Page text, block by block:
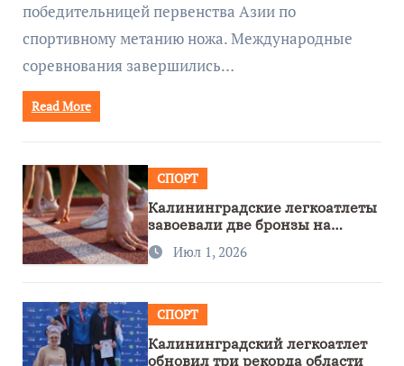
победительницей первенства Азии по
спортивному метанию ножа. Международные
соревнования завершились…
Read More
СПОРТ
Калининградские легкоатлеты
завоевали две бронзы на
первенстве России
Июл 1, 2026
СПОРТ
Калининградский легкоатлет
обновил три рекорда области